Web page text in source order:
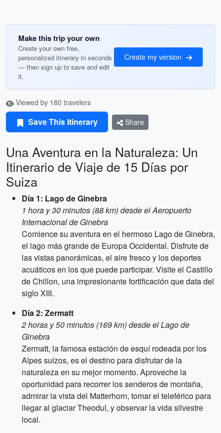
Make this trip your own
Create your own free,
personalized itinerary in seconds
— then sign up to save and edit
it.
Create my version
Viewed by 180 travelers
Save This Itinerary Share
Una Aventura en la Naturaleza: Un
Itinerario de Viaje de 15 Días por
Suiza
Día 1: Lago de Ginebra
1 hora y 30 minutos (88 km) desde el Aeropuerto
Internacional de Ginebra
Comience su aventura en el hermoso Lago de Ginebra,
el lago más grande de Europa Occidental. Disfrute de
las vistas panorámicas, el aire fresco y los deportes
acuáticos en los que puede participar. Visite el Castillo
de Chillon, una impresionante fortificación que data del
siglo XIII.
Día 2: Zermatt
2 horas y 50 minutos (169 km) desde el Lago de
Ginebra
Zermatt, la famosa estación de esquí rodeada por los
Alpes suizos, es el destino para disfrutar de la
naturaleza en su mejor momento. Aproveche la
oportunidad para recorrer los senderos de montaña,
admirar la vista del Matterhorn, tomar el teleférico para
llegar al glaciar Theodul, y observar la vida silvestre
local.